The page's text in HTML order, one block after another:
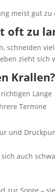
meist gut
oft zu
schneiden
zieht
Krallen?
Länge
Termine
und
auch